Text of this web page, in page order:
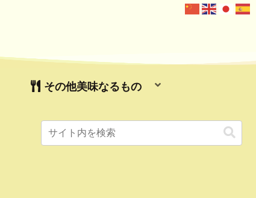
その他美味なるもの